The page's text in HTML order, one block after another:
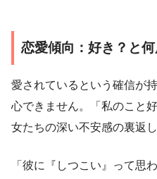
恋愛傾向：好き？と何
愛されているという確信が
心できません。「私のこと
女たちの深い不安感の裏返し
「彼に『しつこい』って思